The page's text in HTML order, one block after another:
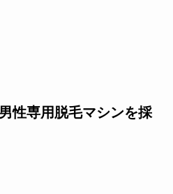
性専用脱毛マシンを採